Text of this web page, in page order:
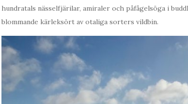
hundratals nässelfjärilar, amiraler och påfågelsöga i
blommande kärleksört av otaliga sorters vildbin.